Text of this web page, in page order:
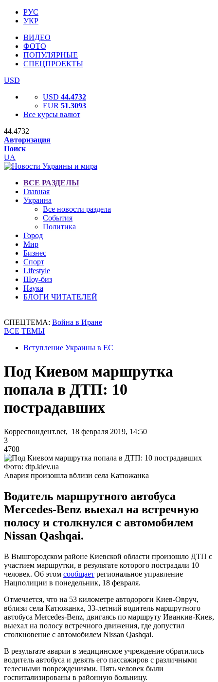
РУС
УКР
ВИДЕО
ФОТО
ПОПУЛЯРНЫЕ
СПЕЦПРОЕКТЫ
USD
USD 44.4732
EUR 51.3093
Все курсы валют
44.4732
Авторизация
Поиск
UA
ВСЕ РАЗДЕЛЫ
Главная
Украина
Все новости раздела
События
Политика
Город
Мир
Бизнес
Спорт
Lifestyle
Шоу-биз
Наука
БЛОГИ ЧИТАТЕЛЕЙ
СПЕЦТЕМА: Война в Иране
ВСЕ ТЕМЫ
Вступление Украины в ЕС
Под Киевом маршрутка
попала в ДТП: 10
пострадавших
Корреспондент.net, 18 февраля 2019, 14:50
3
4708
Фото: dtp.kiev.ua
Авария произошла вблизи села Катюжанка
Водитель маршрутного автобуса
Mercedes-Benz выехал на встречную
полосу и столкнулся с автомобилем
Nissan Qashqai.
В Вышгородском районе Киевской области произошло ДТП с
участием маршрутки, в результате которого пострадали 10
человек. Об этом сообщает региональное управление
Нацполиции в понедельник, 18 февраля.
Отмечается, что на 53 километре автодороги Киев-Овруч,
вблизи села Катюжанка, 33-летний водитель маршрутного
автобуса Mercedes-Benz, двигаясь по маршруту Иванкив-Киев,
выехал на полосу встречного движения, где допустил
столкновение с автомобилем Nissan Qashqai.
В результате аварии в медицинское учреждение обратились
водитель автобуса и девять его пассажиров с различными
телесными повреждениями. Пять человек были
госпитализированы в районную больницу.